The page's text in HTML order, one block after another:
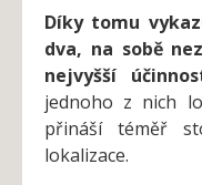
Díky tomu
dva, na sobě
nejvyšší
jednoho z nich
přináší téměř
lokalizace.